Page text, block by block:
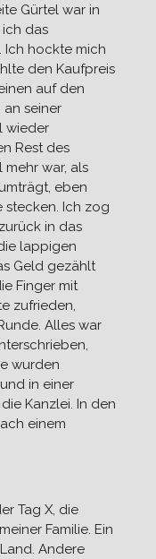
Gürtel war in
das
Ich hockte mich
den Kaufpreis
auf den
an seiner
wieder
Rest des
mehr war, als
eben
stecken. Ich zog
in das
lappigen
Geld gezählt
Finger mit
zufrieden,
Alles war
wurden
in einer
Kanzlei. In den
einem
Tag X, die
Familie. Ein
Andere